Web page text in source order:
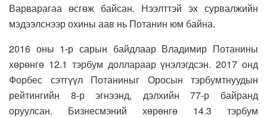
Варварагаа өсгөж байсан. Нээлттэй эх сурвалжийн
мэдээлснээр охины аав нь Потанин юм байна.
2016 оны 1-р сарын байдлаар Владимир Потанины
хөрөнгө 12.1 тэрбум доллараар үнэлэгдсэн. 2017 онд
Форбес сэтгүүл Потаниныг Оросын тэрбумтнуудын
рейтингийн 8-р эгнээнд, дэлхийн 77-р байранд
оруулсан. Бизнесмэний хөрөнгө 14.3 тэрбум